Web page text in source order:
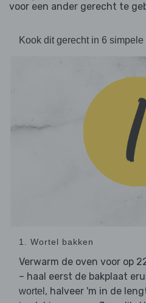
voor een ander gerecht te
Kook dit gerecht in 6 simpele
1. Wortel bakken
Verwarm de oven voor op
– haal eerst de bakplaat
wortel , halveer 'm in de